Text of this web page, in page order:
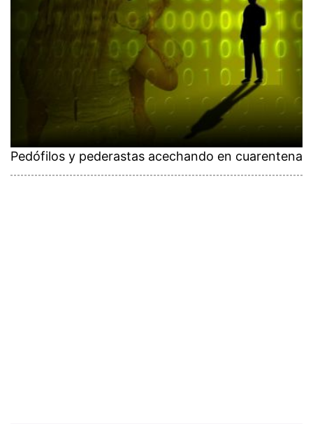
Pedófilos y pederastas acechando en cuarentena